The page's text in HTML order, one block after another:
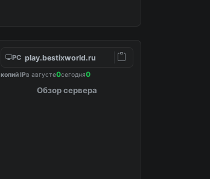
PC play.bestixworld.ru
копий IPв августе0сегодня0
Обзор сервера